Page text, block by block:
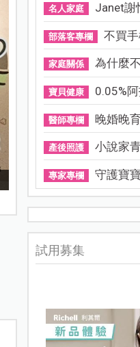
熊本強震讓台灣人也
名人家庭 Janet謝
部落客專欄 不買手
家庭關係 為什麼不
寶貝健康 0.05%阿
醫師專欄 晚婚晚
產後照護 小說家
專家專欄 守護寶
試用募集